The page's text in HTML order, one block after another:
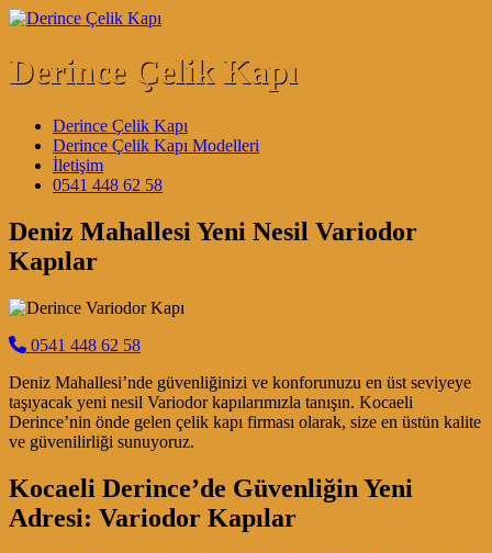
Skip to content
Derince Çelik Kapı
Main Navigation
Derince Çelik Kapı
Derince Çelik Kapı Modelleri
İletişim
0541 448 62 58
Deniz Mahallesi Yeni Nesil Variodor
Kapılar
0541 448 62 58
Deniz Mahallesi’nde güvenliğinizi ve konforunuzu en üst seviyeye
taşıyacak yeni nesil Variodor kapılarımızla tanışın. Kocaeli
Derince’nin önde gelen çelik kapı firması olarak, size en üstün kalite
ve güvenilirliği sunuyoruz.
Kocaeli Derince’de Güvenliğin Yeni
Adresi: Variodor Kapılar